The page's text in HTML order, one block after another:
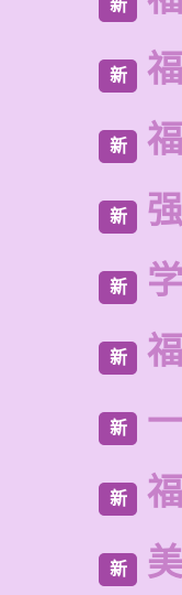
新
新
新
新
新
新
新
新
新